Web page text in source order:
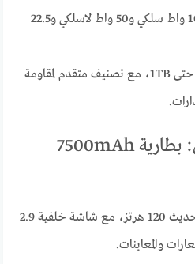
بطارية 6300mAh مع 100 واط سلكي و50 واط لاسلكي و22.5
ذاكرة حتى 16GB وتخزين حتى 1TB، مع تصنيف متقدم لمقاومة
شاومي 17 برو ماكس: بطارية 7500mAh
شاشة 6.9 إنش LTPO وتحديث 120 هرتز، مع شاشة خلفية 2.9
والمعاينات.